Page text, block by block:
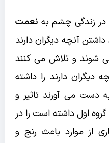
زندگی چشم به نعمت
داشتن آنچه دیگران دارند
شوند و تلاش می کنند
دارند را داشته
دست می آورند تاثیر و
اول داشته است را در
از موارد باعث رنج و